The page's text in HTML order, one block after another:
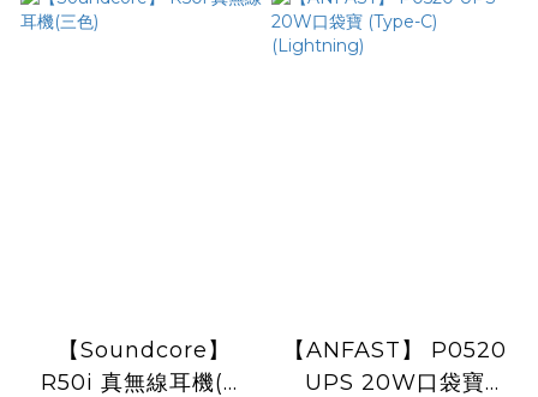
【Soundcore】
R50i 真無線耳機(三
【ANFAST】 P0520
UPS 20W口袋寶